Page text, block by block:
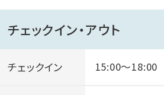
※プレミアスイート／西館和洋
身でお敷きいただくスタイルです。
ん）の場合のみ布団をご利用いただ
チェックイン・アウト
チェックイン 15:00～18:00